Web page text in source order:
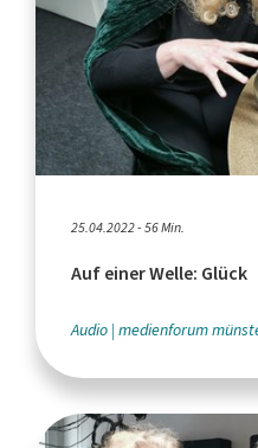
25.04.2022 - 56 Min.
Auf einer Welle: Glück
Audio medienforum